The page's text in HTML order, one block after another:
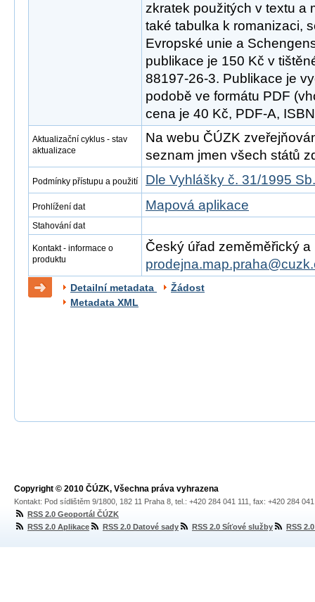
zkratek použitých v textu a
také tabulka k romanizaci,
Evropské unie a
publikace je 150 Kč v
88197-26-3. Publikace je
podobě ve formátu PDF
cena je 40 Kč, PDF-A,
Aktualizační cyklus - stav
aktualizace
Na webu ČÚZK
seznam jmen všech států
Podmínky přístupu a použití Dle Vyhlášky č. 31/1995 Sb.
Prohlížení dat Mapová aplikace
Stahování dat
Kontakt - informace o
produktu
Český úřad zeměměřický
Detailní metadata
Žádost
Metadata XML
Copyright © 2010 ČÚZK, Všechna práva vyhrazena
Kontakt: Pod sídlištěm 9/1800, 182 11 Praha 8, tel.: +420 284 041 111, fax: +420 284
RSS 2.0 Geoportál ČÚZK
RSS 2.0 Aplikace
RSS 2.0 Datové sady RSS 2.0 Síťové služby RSS